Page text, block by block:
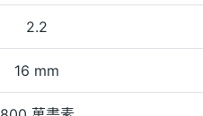
2.2
16 mm